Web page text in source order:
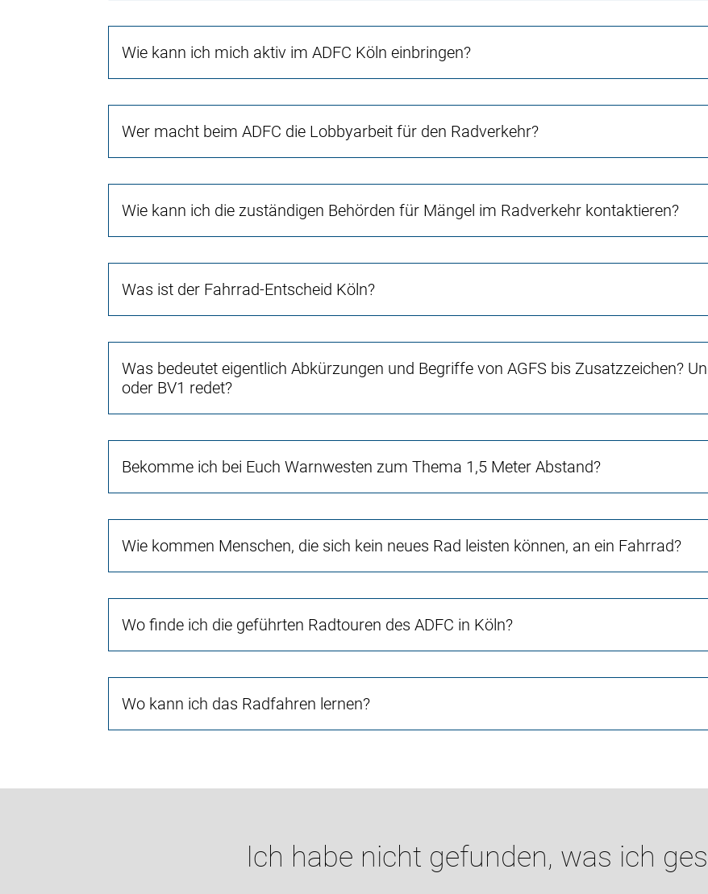
Wie kann ich mich aktiv im ADFC Köln einbringen?
Wer macht beim ADFC die Lobbyarbeit für den Radverkehr?
Wie kann ich die zuständigen Behörden für Mängel im Radverkehr kontaktieren?
Was ist der Fahrrad-Entscheid Köln?
Was bedeutet eigentlich Abkürzungen und Begriffe von AGFS bis Zusatzzeichen?
oder BV1 redet?
Bekomme ich bei Euch Warnwesten zum Thema 1,5 Meter Abstand?
Wie kommen Menschen, die sich kein neues Rad leisten können, an ein Fahrrad?
Wo finde ich die geführten Radtouren des ADFC in Köln?
Wo kann ich das Radfahren lernen?
Ich habe nicht gefunden, was ich